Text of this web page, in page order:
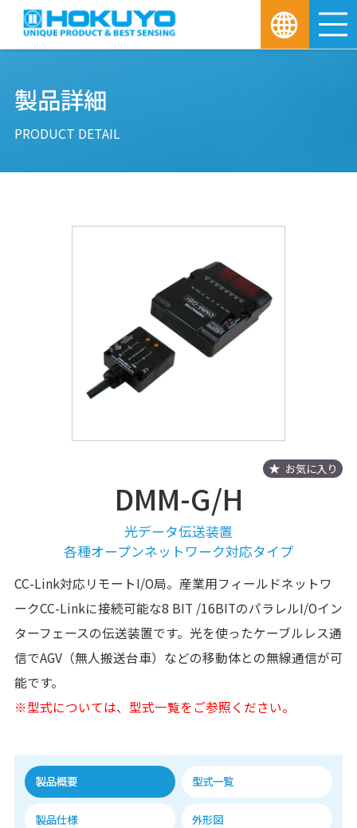
製品詳細
PRODUCT DETAIL
お気に入り
DMM-G/H
光データ伝送装置
各種オープンネットワーク対応タイプ
CC-Link対応リモートI/O局。産業用フィールドネットワ
ークCC-Linkに接続可能な8 BIT /16BITのパラレルI/Oイン
ターフェースの伝送装置です。光を使ったケーブルレス通
信でAGV（無人搬送台車）などの移動体との無線通信が可
能です。
※型式については、型式一覧をご参照ください。
製品概要 型式一覧
製品仕様 外形図